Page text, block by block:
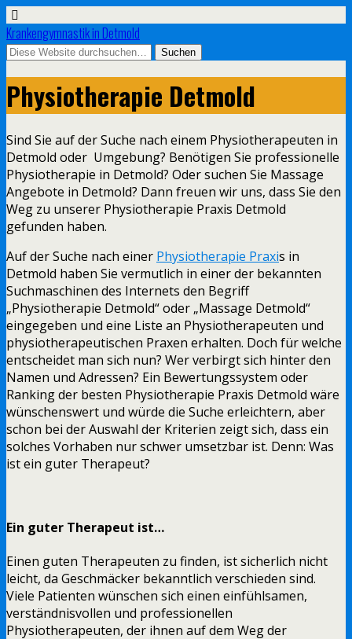
Krankengymnastik in Detmold
Physiotherapie Detmold
Sind Sie auf der Suche nach einem Physiotherapeuten in
Detmold oder Umgebung? Benötigen Sie professionelle
Physiotherapie in Detmold? Oder suchen Sie Massage
Angebote in Detmold? Dann freuen wir uns, dass Sie den
Weg zu unserer Physiotherapie Praxis Detmold
gefunden haben.
Auf der Suche nach einer Physiotherapie Praxis in
Detmold haben Sie vermutlich in einer der bekannten
Suchmaschinen des Internets den Begriff
„Physiotherapie Detmold“ oder „Massage Detmold“
eingegeben und eine Liste an Physiotherapeuten und
physiotherapeutischen Praxen erhalten. Doch für welche
entscheidet man sich nun? Wer verbirgt sich hinter den
Namen und Adressen? Ein Bewertungssystem oder
Ranking der besten Physiotherapie Praxis Detmold wäre
wünschenswert und würde die Suche erleichtern, aber
schon bei der Auswahl der Kriterien zeigt sich, dass ein
solches Vorhaben nur schwer umsetzbar ist. Denn: Was
ist ein guter Therapeut?
Ein guter Therapeut ist…
Einen guten Therapeuten zu finden, ist sicherlich nicht
leicht, da Geschmäcker bekanntlich verschieden sind.
Viele Patienten wünschen sich einen einfühlsamen,
verständnisvollen und professionellen
Physiotherapeuten, der ihnen auf dem Weg der